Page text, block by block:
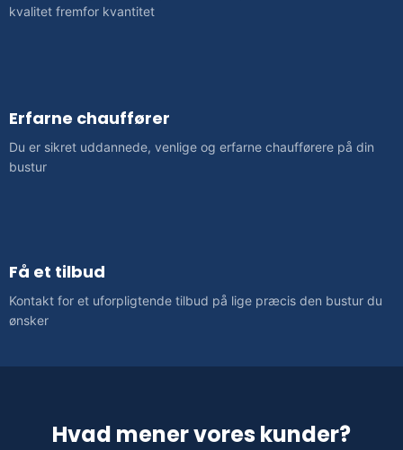
kvalitet fremfor kvantitet
Erfarne chauffører
Du er sikret uddannede, venlige og erfarne chaufførere på din
bustur
Få et tilbud
Kontakt for et uforpligtende tilbud på lige præcis den bustur du
ønsker
Hvad mener vores kunder?